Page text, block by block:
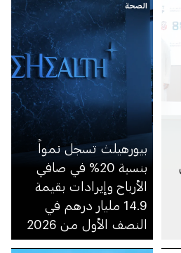
الصحة
بيورهيلث تسجل نمواً
بنسبة 20% في صافي
الأرباح وإيرادات بقيمة
14.9 مليار درهم في
النصف الأول من 2026